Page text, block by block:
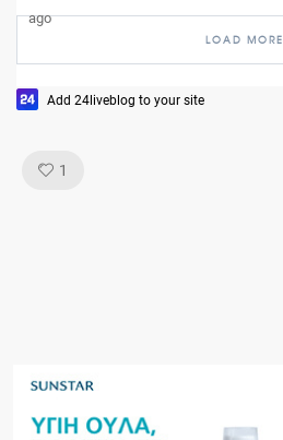
ago
LOAD MORE
Add 24liveblog to your site
1